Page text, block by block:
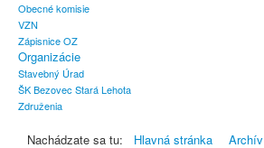
Obecné komisie
VZN
Zápisnice OZ
Organizácie
Stavebný Úrad
ŠK Bezovec Stará Lehota
Združenia
Nachádzate sa tu: Hlavná stránka
Archív